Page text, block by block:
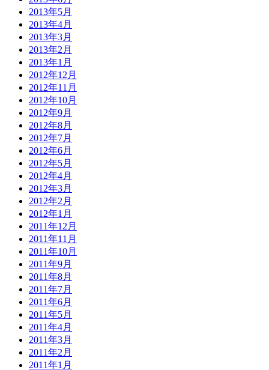
2013年5月
2013年4月
2013年3月
2013年2月
2013年1月
2012年12月
2012年11月
2012年10月
2012年9月
2012年8月
2012年7月
2012年6月
2012年5月
2012年4月
2012年3月
2012年2月
2012年1月
2011年12月
2011年11月
2011年10月
2011年9月
2011年8月
2011年7月
2011年6月
2011年5月
2011年4月
2011年3月
2011年2月
2011年1月